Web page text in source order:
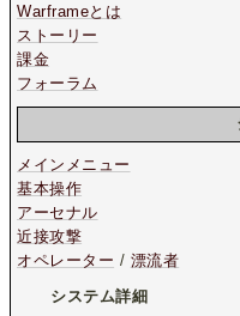
Warframeとは
ストーリー
課金
フォーラム
メインメニュー
基本操作
アーセナル
近接攻撃
オペレーター / 漂流者
システム詳細